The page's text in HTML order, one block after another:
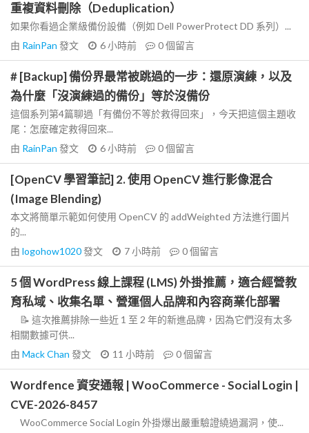
重複資料刪除（Deduplication）
如果你看過企業級備份設備（例如 Dell PowerProtect DD 系列）...
由 RainPan 發文 6 小時前 0個留言
# [Backup] 備份界最常被跳過的一步：還原演練，以及
為什麼「沒演練過的備份」等於沒備份
這個系列第4篇聊過「有備份不等於救得回來」，今天把這個主題收
尾：怎麼確定救得回來...
由 RainPan 發文 6 小時前 0個留言
[OpenCV 學習筆記] 2. 使用 OpenCV 進行影像混合
(Image Blending)
本文將簡單示範如何使用 OpenCV 的 addWeighted 方法進行圖片
的...
由 logohow1020發文 7 小時前 0個留言
5 個 WordPress 線上課程 (LMS) 外掛推薦，適合經營教
育私域、收集名單、營運個人品牌和內容商業化部署
📝 這次推薦排除一些近 1 至 2 年的新進品牌，因為它們沒有太多
相關數據可供...
由 Mack Chan 發文 11 小時前 0個留言
Wordfence 資安通報 | WooCommerce - Social Login |
CVE-2026-8457
WooCommerce Social Login 外掛爆出嚴重驗證繞過漏洞，使...